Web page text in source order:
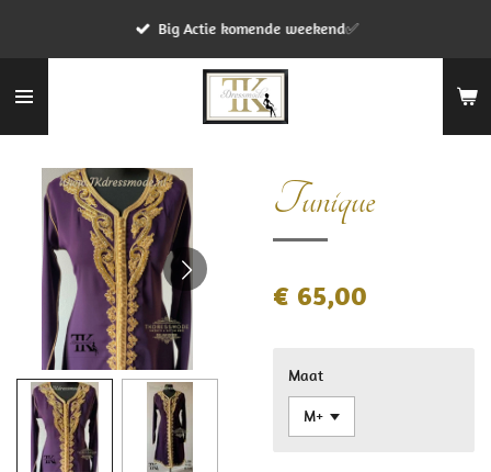
de
Big Actie komende weekend✅
Tunique
€ 65,00
Maat